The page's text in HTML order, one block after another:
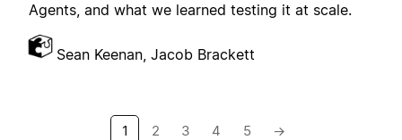
Agents, and what we learned testing it at scale.
Sean Keenan, Jacob Brackett
1 2 3 4 5 →